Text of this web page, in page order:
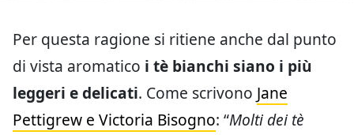
Per questa ragione si ritiene anche dal punto
di vista aromatico i tè bianchi siano i più
leggeri e delicati. Come scrivono Jane
Pettigrew e Victoria Bisogno: “Molti dei tè